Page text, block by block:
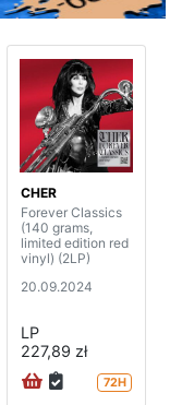
CHER
Forever Classics
(140 grams,
limited edition red
vinyl) (2LP)
20.09.2024
LP
227,89 zł
72H